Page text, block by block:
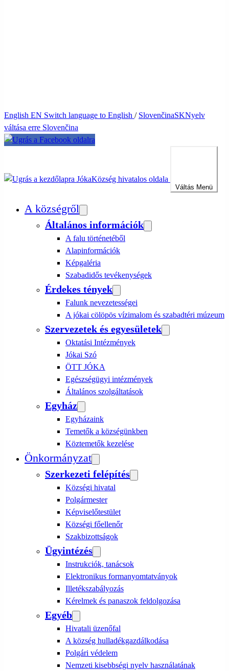
English EN Switch language to English / SlovenčinaSKNyelv
váltása erre Slovenčina
JókaKözség hivatalos oldala
Váltás Menü
A községről
Általános információk
A falu történetéből
Alapinformációk
Képgaléria
Szabadidős tevékenységek
Érdekes tények
Falunk nevezetességei
A jókai cölöpös vízimalom és szabadtéri múzeum
Szervezetek és egyesületek
Oktatási Intézmények
Jókai Szó
ÖTT JÓKA
Egészségügyi intézmények
Általános szolgáltatások
Egyház
Egyházaink
Temetők a községünkben
Köztemetők kezelése
Önkormányzat
Szerkezeti felépítés
Községi hivatal
Polgármester
Képviselőtestület
Községi főellenőr
Szakbizottságok
Ügyintézés
Instrukciók, tanácsok
Elektronikus formanyomtatványok
Illetékszabályozás
Kérelmek és panaszok feldolgozása
Egyéb
Hivatali üzenőfal
A község hulladékgazdálkodása
Polgári védelem
Nemzeti kisebbségi nyelv használatának